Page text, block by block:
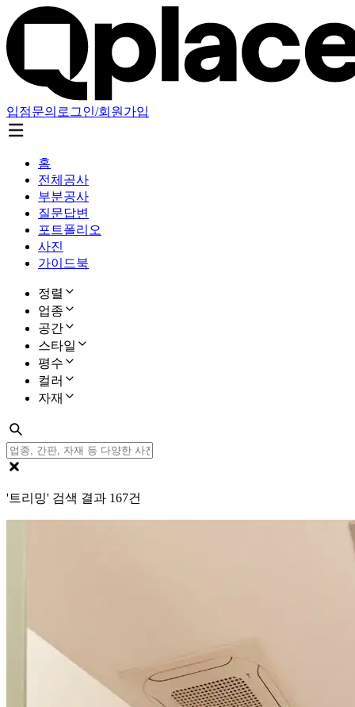
입점문의 로그인/회원가입
홈
전체공사
부분공사
질문답변
포트폴리오
사진
가이드북
정렬
업종
공간
스타일
평수
컬러
자재
'트리밍' 검색 결과 167건